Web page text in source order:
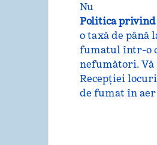
Nu
Politica
o taxă de până
fumatul într-o
nefumători. Vă
Recepției
de fumat în